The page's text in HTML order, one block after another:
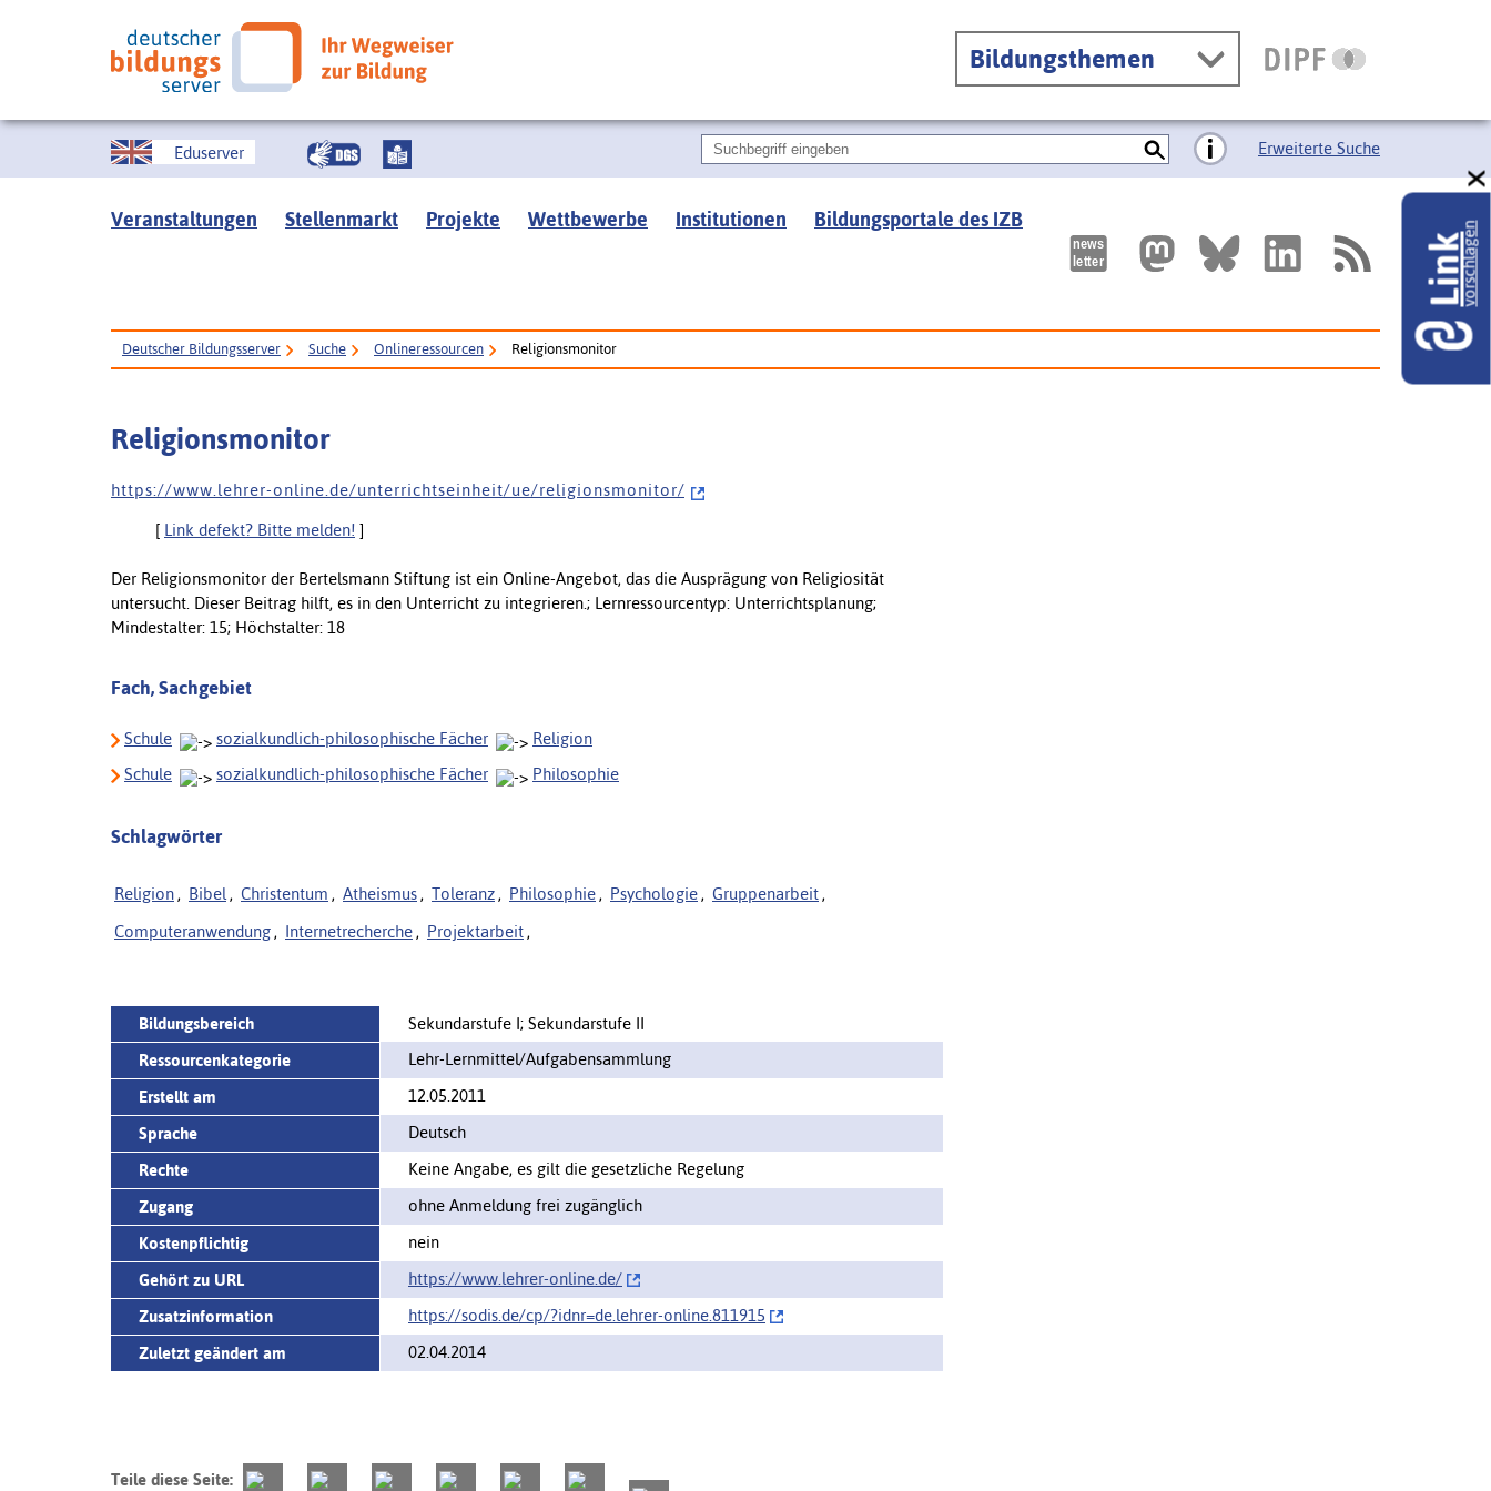
Bildungsthemen
Eduserver Erweiterte Suche
Veranstaltungen Stellenmarkt Projekte Wettbewerbe Institutionen Bildungsportale des IZB
Deutscher Bildungsserver Suche Onlineressourcen Religionsmonitor
Religionsmonitor
h t t p s : / / w w w . l e h r e r - o n l i n e . d e / u n t e r r i c h t s e i n h e i t / u e / r e l i g i o n s m o n i t o r /
[ Link defekt? Bitte melden! ]
Der Religionsmonitor der Bertelsmann Stiftung ist ein Online-Angebot, das die Ausprägung von Religiosität
untersucht. Dieser Beitrag hilft, es in den Unterricht zu integrieren.; Lernressourcentyp: Unterrichtsplanung;
Mindestalter: 15; Höchstalter: 18
Fach, Sachgebiet
Schule sozialkundlich-philosophische Fächer
Religion
Schule
sozialkundlich-philosophische Fächer Philosophie
Schlagwörter
Religion , Bibel , Christentum , Atheismus , Toleranz , Philosophie , Psychologie , Gruppenarbeit ,
Computeranwendung , Internetrecherche , Projektarbeit ,
Bildungsbereich
Sekundarstufe I; Sekundarstufe II
Ressourcenkategorie
Lehr-Lernmittel/Aufgabensammlung
Erstellt am
12.05.2011
Sprache
Deutsch
Rechte
Keine Angabe, es gilt die gesetzliche Regelung
Zugang
ohne Anmeldung frei zugänglich
Kostenpflichtig
nein
Gehört zu URL
https://www.lehrer-online.de/‌
Zusatzinformation
https://sodis.de/cp/‌?idnr=de.lehrer-online.811915
Zuletzt geändert am
02.04.2014
Teile diese Seite:
Linkvorschlagen